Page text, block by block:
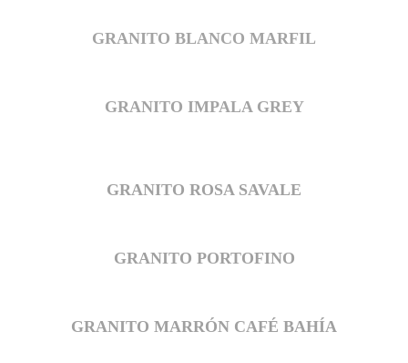
GRANITO BLANCO MARFIL
GRANITO IMPALA GREY
GRANITO ROSA SAVALE
GRANITO PORTOFINO
GRANITO MARRÓN CAFÉ BAHÍA